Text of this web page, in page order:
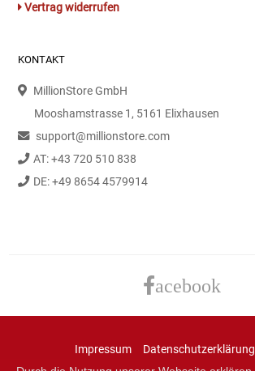
Gemüsekonserven
Geschirrreiniger
Gewürze
Gläser
Haarkosmetik
Vertrag widerrufen
KONTAKT
MillionStore GmbH
Mooshamstrasse 1, 5161 Elixhausen
support@millionstore.com
AT: +43 720 510 838
DE: +49 8654 4579914
acebook
Impressum Datenschutzerklärung